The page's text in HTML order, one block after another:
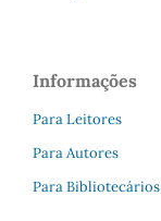
Informações
Para Leitores
Para Autores
Para Bibliotecários